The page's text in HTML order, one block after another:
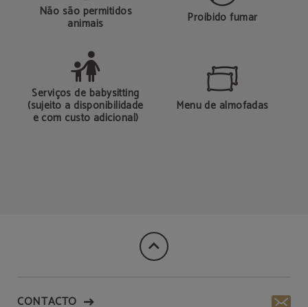
Não são permitidos
animais Proibido fumar
Serviços de babysitting
(sujeito a disponibilidade
e com custo adicional)
Menu de almofadas
CONTACTO